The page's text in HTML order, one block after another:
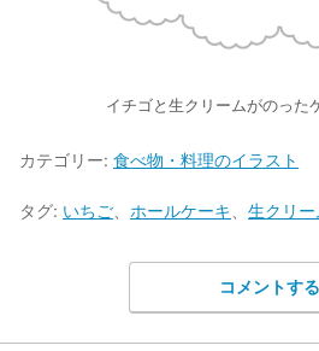
イチゴと生クリームがのった
カテゴリー: 食べ物・料理のイラスト
タグ: いちご ホールケーキ 生クリー
コメントする